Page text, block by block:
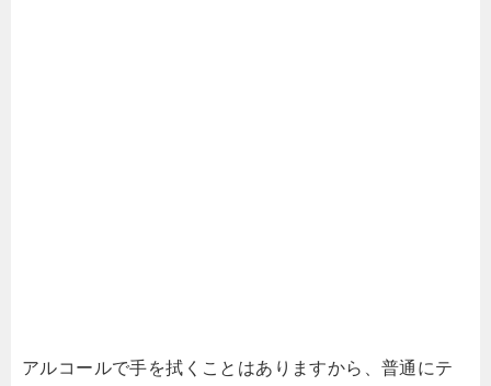
アルコールで手を拭くことはありますから、普通にテ